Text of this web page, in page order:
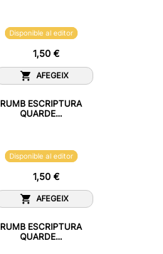
Disponible al editor
1,50 €
AFEGEIX
RUMB ESCRIPTURA
QUARDE...
Disponible al editor
1,50 €
AFEGEIX
RUMB ESCRIPTURA
QUARDE...